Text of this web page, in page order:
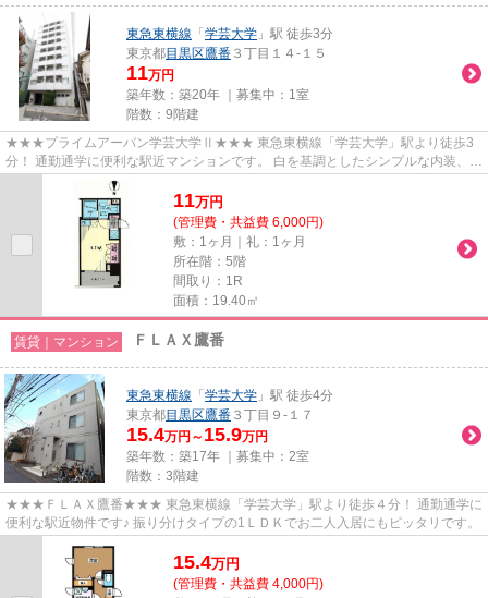
東急東横線 「 学芸大学 」駅 徒歩3分
東京都目黒区鷹番 ３丁目１４-１５
11万円
築年数：築20年 ｜募集中： 1室
階数：9階建
★★★プライムアーバン学芸大学Ⅱ★★★ 東急東横線「学芸大学」駅より徒歩3
分！ 通勤通学に便利な駅近マンションです。 白を基調としたシンプルな内装、可
動式収納でお部屋のレイアウトお好...
11万円
(管理費・共益費 6,000円)
敷：1ヶ月｜礼：1ヶ月
所在階：5階
間取り：1R
面積：19.40㎡
賃貸｜マンション ＦＬＡＸ鷹番
東急東横線 「 学芸大学 」駅 徒歩4分
東京都目黒区鷹番 ３丁目９-１７
15.4万円～ 15.9万円
築年数：築17年 ｜募集中： 2室
階数：3階建
★★★ＦＬＡＸ鷹番★★★ 東急東横線「学芸大学」駅より徒歩４分！ 通勤通学に
便利な駅近物件です♪ 振り分けタイプの1ＬＤＫでお二人入居にもピッタリです。
15.4万円
(管理費・共益費 4,000円)